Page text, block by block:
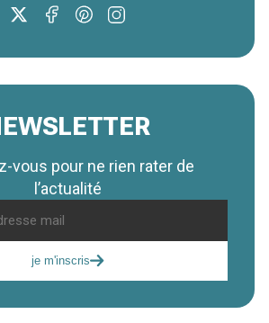
vous pour ne rien rater de
l’actualité
je m'inscris